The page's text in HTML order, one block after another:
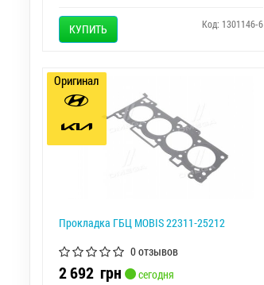
КУПИТЬ Код: 1301146-6
Прокладка ГБЦ MOBIS 22311-25212
0 отзывов
2 692 грн
сегодня
Оригинал